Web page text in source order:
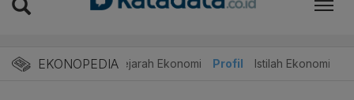
EKONOPEDIASejarah Ekonomi Profil Istilah Ekonomi